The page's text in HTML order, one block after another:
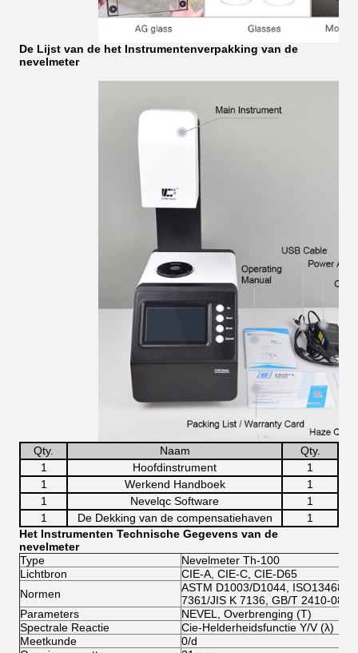
De Lijst van de het Instrumentenverpakking van de
nevelmeter
Qty. Naam
Qty.
1
Hoofdinstrument
1
1
Werkend Handboek
1
1
Nevelqc Software
1
1
De Dekking van de compensatiehaven
1
Het Instrumenten Technische Gegevens van de
nevelmeter
Type
Nevelmeter Th-100
Lichtbron
CIE-A, CIE-C, CIE-D65
Normen
ASTM D1003/D1044, ISO13468/
7361/JIS K 7136, GB/T 2410-08
Parameters
NEVEL, Overbrenging (T)
Spectrale Reactie
Cie-Helderheidsfunctie Y/V (λ)
Meetkunde
0/d